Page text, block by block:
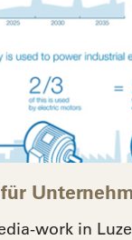
work in